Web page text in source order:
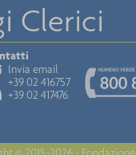
Clerici
Invia email
+39 02 416757
+39 02 417476
© 2015-2026 -